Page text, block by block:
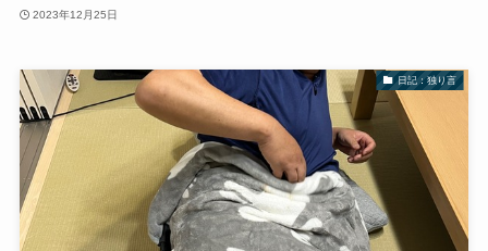
2023年12月25日
日記：独り言